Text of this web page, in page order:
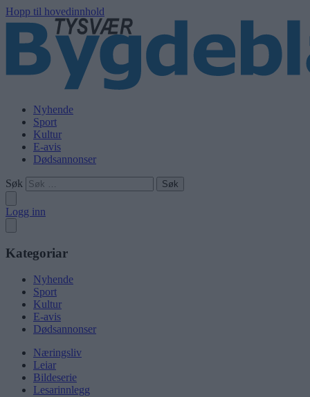
Hopp til hovedinnhold
Nyhende
Sport
Kultur
E-avis
Dødsannonser
Søk
Logg inn
Kategoriar
Nyhende
Sport
Kultur
E-avis
Dødsannonser
Næringsliv
Leiar
Bildeserie
Lesarinnlegg